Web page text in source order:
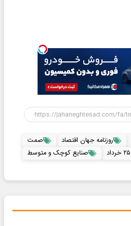
روزنامه جهان اقتصاد
صمت
صنایع کوچک و متوسط